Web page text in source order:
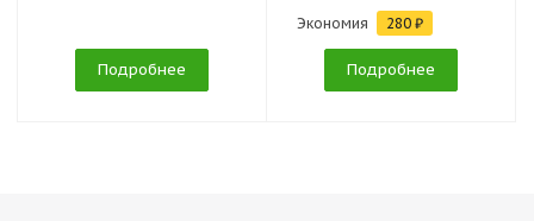
Подробнее
Экономия 280 ₽
Подробнее